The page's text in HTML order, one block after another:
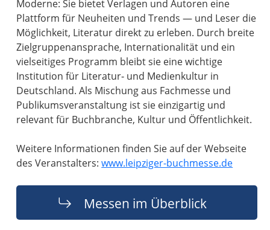
Moderne: Sie bietet Verlagen und Autoren eine
Plattform für Neuheiten und Trends — und Leser die
Möglichkeit, Literatur direkt zu erleben. Durch breite
Zielgruppenansprache, Internationalität und ein
vielseitiges Programm bleibt sie eine wichtige
Institution für Literatur‑ und Medienkultur in
Deutschland. Als Mischung aus Fachmesse und
Publikumsveranstaltung ist sie einzigartig und
relevant für Buchbranche, Kultur und Öffentlichkeit.
Weitere Informationen finden Sie auf der Webseite
des Veranstalters:www.leipziger-buchmesse.de
Messen im Überblick